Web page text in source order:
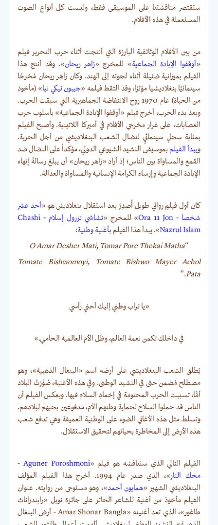
ستقتصر مناقشتنا على الموسيقى فقط، وليست كل أنواع الصوت
المستعملة في هذه الأفلام.
من بين الأفلام الوثائقية البارزة التي أنتجت أثناء حرب التحرير فيلم
«أوقفوا الإبادة الجماعية» للمخرج «زاهر ريحان». وقد أنتج هذا
الفيلم بميزانية ضئيلة أثناء لجوئه إلى الهند. وكان زاهر ريحان مُخرجًا
سينمائيًا بنغلاديشيا مؤثرًا، وقد التقط فيلمه «جيبون ثيكي نيا» (مأخوذ
من الحياة) عام 1970 روح الانتفاضة الجماهيرية التي سبقت الحرب.
وبعد بدء الحرب، أخرج فيلم «أوقفوا الإبادة الجماعية» بأسلوب حرب
العصابات، على غرار مخرجي الأفلام في أميركا اللاتينية. وأصبح الفيلم
بمثابة سجلٍ سينمائيٍ لنضال الشعب البنغلاديشي من أجل الحرية.
ويبدأ الفيلم بموسيقى النشيد الشيوعي الدولي، مؤكداً على النضال ضد
القمع والمساواة بين الناس؛ إذ أراد «زاهر ريحان» أن يبلغ رسالةَ إنهاء
الإبادة الجماعية وإرساء الكرامة الإنسانية والمساواة والعدالة.
كان أول فيلمٍ روائي طويل أُصدِرَ بعد استقلال بنغلاديش هو «أحد عشر
شخصا - Ora 11 Jon
» للمخرج «
تشاشي نزرول إسلام - Chashi
Nazrul Islam». يبدأ هذا الفيلم بـأغنية وطنية:
“
O Amar Desher Mati, Tomar Pore Thekai Matha
Tomate Bishwomoyi, Tomate Bishwo Mayer Achol
Pata.
”
«يا تراب وطني إليك أحني رأسي
في داخلك تكمن نعمة العالم، وظل الأم العالمية الحامي.»
يُطلق الشعب البنغلاديشي على أرضه اسم «البنغال الذهبية»، وهو
مصطلح مُضمن حتى في النشيد الوطني. وفي هذه الأغنية، صُوِّرَتْ البلاد
أمًّا، تسببت الحرب المحتومة في إخمادِ السلام فيها. ويعكس الفيلم أن
الناس قد حملوا السلاح لحماية وطنهم الأم، مدفوعين بحبهم لبلادهم.
وتسلط مثل هذه الأغاني الضوء على الوطنية العميقة وهي تدفع شعب
هذه الأرض إلى المخاطرة بحياتهم لتحقيق الاستقلال.
الفيلم التالي الذي سنناقشه هو فيلم «
Aguner Poroshmoni -
محك النار
»، الذي صدر عام 1994. أخرج هذا الفيلم المؤلف
البنغلاديشي الشهير «همايون أحمد»، وهو مستوحى من روايته. عنوان
الفيلم مأخوذ من أغنية للشاعر الحائز على جائزة نوبل «رابندراناث
طاغور»، الذي تعد أغنيته «Amar Shonar Bangla - أرض البنغال